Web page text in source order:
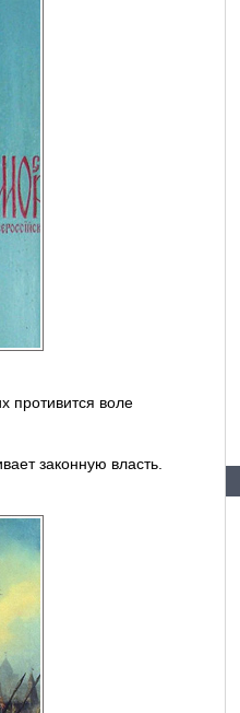
противится воле
законную власть.